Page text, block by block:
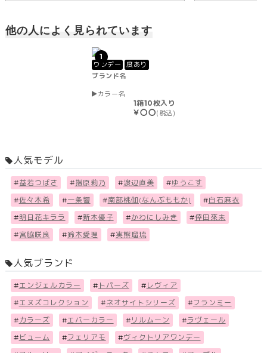
他の人によく見られています
1
ワンデー
度あり
ブランド名
カラー名
1箱10枚入り
￥〇〇(税込)
人気モデル
#益若つばさ #指原莉乃 #渡辺直美 #ゆうこす
#佐々木希 #一条響 #南部桃伽(なんぶももか) #白石麻衣
#明日花キララ #新木優子 #かわにしみき #倖田來未
#宮脇咲良 #鈴木愛理 #実熊瑠琉
人気ブランド
#エンジェルカラー # トパーズ # レヴィア
#エヌズコレクション #ネオサイトシリーズ #フランミー
# カラーズ #エバーカラー # リルムーン #ラヴェール
# ビューム #フェリアモ #ヴィクトリアワンデー